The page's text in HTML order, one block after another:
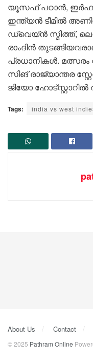
യൂസഫ് പഠാൻ,
ഇന്ത്യൻ ടീമിൽ
ഡ്വെയ്ൻ സ്മിത്ത്,
രാംദിൻ
പ്രധാനികൾ.
സിങ് രാജ്യാന്തര
ജിയോ
Tags: india vs west
About Us Contact
© 2025 Pathram Online